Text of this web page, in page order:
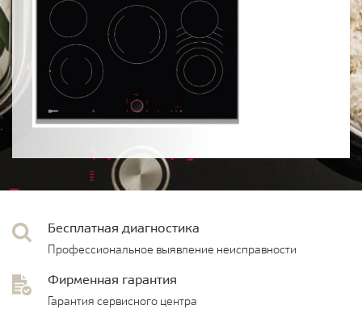
Бесплатная диагностика
Профессиональное выявление неисправности
Фирменная гарантия
Гарантия сервисного центра